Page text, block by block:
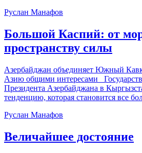
Руслан Манафов
Большой Каспий: от
пространству силы
Азербайджан объединяет Южный
Азию общими интересами
Президента Азербайджана в
тенденцию, которая становится все
Руслан Манафов
Величайшее достояние